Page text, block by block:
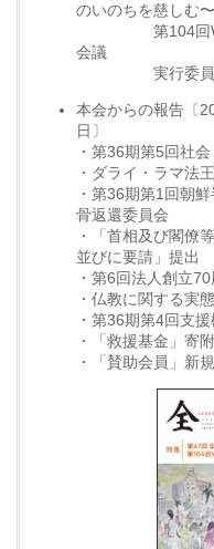
のいのちを慈しむ〜
第104回WFB
会議
実行委員
本会からの報告〔
日〕
・第36期第5回社
・ダライ・ラマ法
・第36期第1回朝
骨返還委員会
・「首相及び閣僚
並びに要請」提出
・第6回法人創立
・仏教に関する実
・第36期第4回支
・「救援基金」寄
・「賛助会員」新